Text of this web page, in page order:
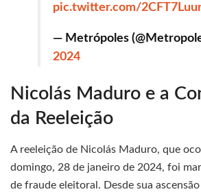
pic.twitter.com/
— Metrópoles
2024
Nicolás Maduro e a
da Reeleição
A reeleição de Nicolás Maduro, que
domingo, 28 de janeiro de 2024, foi
de fraude eleitoral. Desde sua